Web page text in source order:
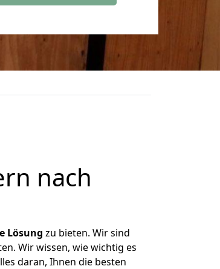
nach
Lösung zu bieten. Wir sind
Wir wissen, wie wichtig es
daran, Ihnen die besten